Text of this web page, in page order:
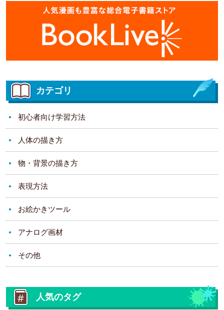
カテゴリ
初心者向け学習方法
人体の描き方
物・背景の描き方
表現方法
お絵かきツール
アナログ画材
その他
人気のタグ